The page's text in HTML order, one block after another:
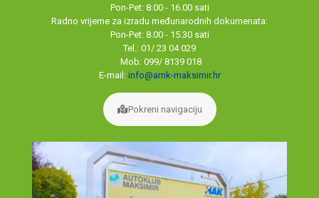
Pon-Pet: 8.00 - 16.00 sati
Radno vrijeme za izradu međunarodnih dokumenata:
Pon-Pet: 8.00 - 15.30 sati
Tel.: 01/ 23 04 029
Mob: 099/ 8139 018
E-mail: info@amk-maksimir.hr
Pokreni navigaciju